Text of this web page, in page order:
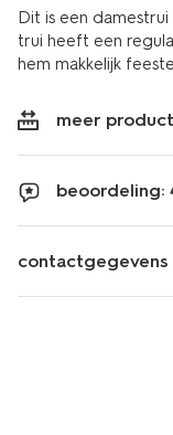
Dit is een
trui heeft een
hem makkelijk
meer
beoordeling:
contactgegevens